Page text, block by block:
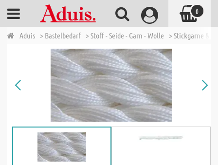
Aduis > Bastelbedarf > Stoff - Seide - Garn - Wolle > Stickgarne &
0